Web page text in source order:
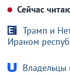
Сейчас
Трамп и
Ираном
Владельцы